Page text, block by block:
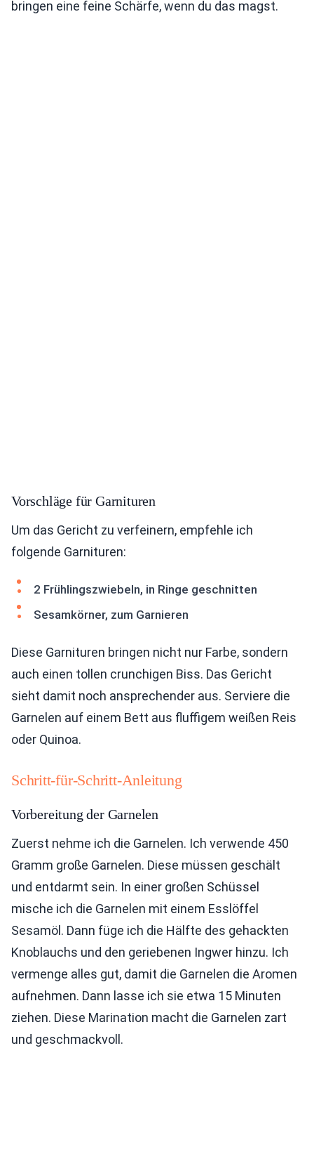
bringen eine feine Schärfe, wenn du das magst.
Vorschläge für Garnituren
Um das Gericht zu verfeinern, empfehle ich
folgende Garnituren:
2 Frühlingszwiebeln, in Ringe geschnitten
Sesamkörner, zum Garnieren
Diese Garnituren bringen nicht nur Farbe, sondern
auch einen tollen crunchigen Biss. Das Gericht
sieht damit noch ansprechender aus. Serviere die
Garnelen auf einem Bett aus fluffigem weißen Reis
oder Quinoa.
Schritt-für-Schritt-Anleitung
Vorbereitung der Garnelen
Zuerst nehme ich die Garnelen. Ich verwende 450
Gramm große Garnelen. Diese müssen geschält
und entdarmt sein. In einer großen Schüssel
mische ich die Garnelen mit einem Esslöffel
Sesamöl. Dann füge ich die Hälfte des gehackten
Knoblauchs und den geriebenen Ingwer hinzu. Ich
vermenge alles gut, damit die Garnelen die Aromen
aufnehmen. Dann lasse ich sie etwa 15 Minuten
ziehen. Diese Marination macht die Garnelen zart
und geschmackvoll.